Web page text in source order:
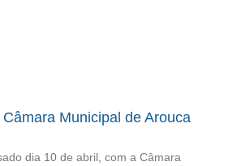
Municipal de Arouca
dia 10 de abril, com a Câmara